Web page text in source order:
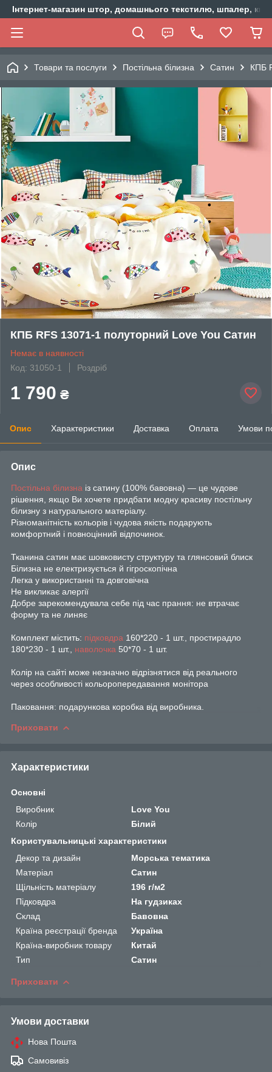
Інтернет-магазин штор, домашнього текстилю, шпалер,
Товари та послуги Постільна білизна Сатин КПБ
КПБ RFS 13071-1 полуторний Love You Сатин
Немає в наявності
Код: 31050-1
Роздріб
1 790 ₴
Опис Характеристики Доставка Оплата Умови
Опис
Постільна білизна із сатину (100% бавовна) — це чудове
рішення, якщо Ви хочете придбати модну красиву постільну
білизну з натурального матеріалу.
Різноманітність кольорів і чудова якість подарують
комфортний і повноцінний відпочинок.
Тканина сатин має шовковисту структуру та глянсовий блиск
Білизна не електризується й гігроскопічна
Легка у використанні та довговічна
Не викликає алергії
Добре зарекомендувала себе під час прання: не втрачає
форму та не линяє
Комплект містить: підковдра 160*220 - 1 шт., простирадло
180*230 - 1 шт., наволочка 50*70 - 1 шт.
Колір на сайті може незначно відрізнятися від реального
через особливості кольоропередавання монітора
Паковання: подарункова коробка від виробника.
Приховати
Характеристики
Основні
Виробник
Love You
Колір
Білий
Користувальницькі характеристики
Декор та дизайн
Морська тематика
Матеріал
Сатин
Щільність матеріалу
196 г/м2
Підковдра
На гудзиках
Склад
Бавовна
Країна реєстрації бренда
Україна
Країна-виробник товару
Китай
Тип
Сатин
Приховати
Умови доставки
Нова Пошта
Самовивіз